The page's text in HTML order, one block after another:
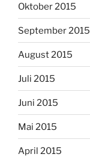
Oktober 2015
September 2015
August 2015
Juli 2015
Juni 2015
Mai 2015
April 2015